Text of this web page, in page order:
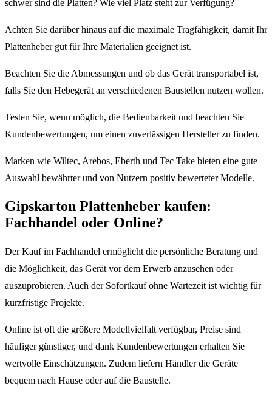
schwer sind die Platten? Wie viel Platz steht zur Verfügung?
Achten Sie darüber hinaus auf die maximale Tragfähigkeit, damit Ihr
Plattenheber gut für Ihre Materialien geeignet ist.
Beachten Sie die Abmessungen und ob das Gerät transportabel ist,
falls Sie den Hebegerät an verschiedenen Baustellen nutzen wollen.
Testen Sie, wenn möglich, die Bedienbarkeit und beachten Sie
Kundenbewertungen, um einen zuverlässigen Hersteller zu finden.
Marken wie Wiltec, Arebos, Eberth und Tec Take bieten eine gute
Auswahl bewährter und von Nutzern positiv bewerteter Modelle.
Gipskarton Plattenheber kaufen:
Fachhandel oder Online?
Der Kauf im Fachhandel ermöglicht die persönliche Beratung und
die Möglichkeit, das Gerät vor dem Erwerb anzusehen oder
auszuprobieren. Auch der Sofortkauf ohne Wartezeit ist wichtig für
kurzfristige Projekte.
Online ist oft die größere Modellvielfalt verfügbar, Preise sind
häufiger günstiger, und dank Kundenbewertungen erhalten Sie
wertvolle Einschätzungen. Zudem liefern Händler die Geräte
bequem nach Hause oder auf die Baustelle.